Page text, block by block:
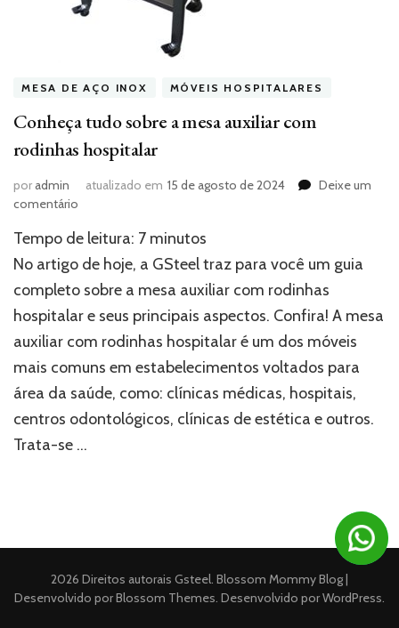
MESA DE AÇO INOX MÓVEIS HOSPITALARES
Conheça tudo sobre a mesa auxiliar com
rodinhas hospitalar
poradmin atualizado em 15 de agosto de 2024
Deixe um
comentário
tudo
sobre
mesa
auxiliar
rodinhas
hospitalar
Tempo de leitura: 7 minutos
No artigo de hoje, a GSteel traz para você um guia
completo sobre a mesa auxiliar com rodinhas
hospitalar e seus principais aspectos. Confira! A mesa
auxiliar com rodinhas hospitalar é um dos móveis
mais comuns em estabelecimentos voltados para
área da saúde, como: clínicas médicas, hospitais,
centros odontológicos, clínicas de estética e outros.
Trata-se …
2026 Direitos autorais Gsteel. Blossom Mommy Blog |
Desenvolvido porBlossom Themes. Desenvolvido porWordPress.